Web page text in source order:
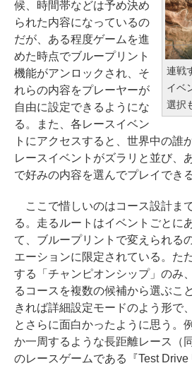
連戦
イベ
選択
候、時間帯などは予め決め
られた内容になっているの
だが、ある程度ゲームを進
めた時点でブループリント
機能がアンロックされ、そ
れらの内容をプレーヤーが
自由に設定できるようにな
る。また、各レースイベン
トにアクセスすると、世界中の誰
レースイベントがズラリと並び、
で好みの内容を選んでプレイでき
ここで惜しいのはコース設計ま
る。走るルートはイベントごとに
て、ブループリントで変えられる
エーションに限定されている。た
する「チャンピオンシップ」のみ
るコースを複数の候補から選ぶこ
きれば詳細設定モードのよう形で
とさらに面白かったように思う。
か一周するような長距離レース（
のレースゲームである『Test